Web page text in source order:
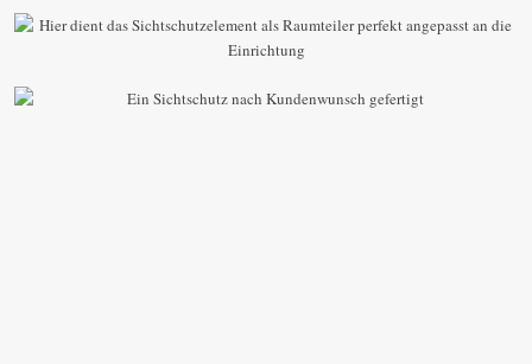
Orientalisch anmutende, lichtdurchlässige
Sichtschutzelemente
Ein Designelement als Raumteiler – angepasst an
Kundenwünsche
Designelemente grenzen dekorativ die Terrasse ab